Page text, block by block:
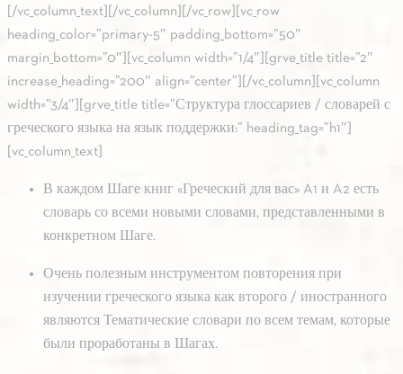
[/vc_column_text][/vc_column][/vc_row][vc_row
heading_color=”primary-5″ padding_bottom=”50″
margin_bottom=”0″][vc_column width=”1/4″][grve_title title=”2″
increase_heading=”200″ align=”center”][/vc_column][vc_column
width=”3/4″][grve_title title=”Структура глоссариев / словарей с
греческого языка на язык поддержки:” heading_tag=”h1″]
[vc_column_text]
В каждом Шаге книг «Греческий для вас» A1 и A2 есть
словарь со всеми новыми словами, представленными в
конкретном Шаге.
Очень полезным инструментом повторения при
изучении греческого языка как второго / иностранного
являются Тематические словари по всем темам, которые
были проработаны в Шагах.